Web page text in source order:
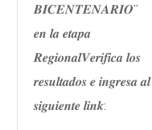
𝑩𝑰𝑪𝑬𝑵𝑻𝑬𝑵𝑨𝑹𝑰𝑶”
𝒆𝒏 𝒍𝒂 𝒆𝒕𝒂𝒑𝒂
𝑹𝒆𝒈𝒊𝒐𝒏𝒂𝒍𝑽𝒆𝒓𝒊𝒇𝒊𝒄𝒂 𝒍𝒐𝒔
𝒓𝒆𝒔𝒖𝒍𝒕𝒂𝒅𝒐𝒔 𝒆 𝒊𝒏𝒈𝒓𝒆𝒔𝒂 𝒂𝒍
𝒔𝒊𝒈𝒖𝒊𝒆𝒏𝒕𝒆 𝒍𝒊𝒏𝒌: